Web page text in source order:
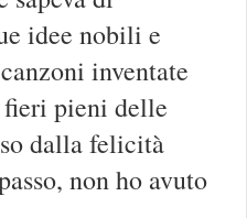
idee nobili e
inventate
pieni delle
dalla felicità
non ho avuto